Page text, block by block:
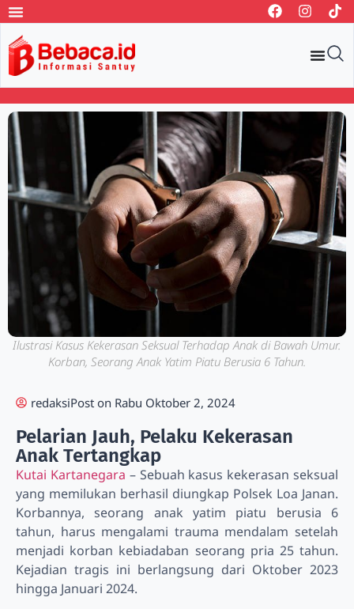
Ilustrasi Kasus Kekerasan Seksual Terhadap Anak di Bawah Umur.
Korban, Seorang Anak Yatim Piatu Berusia 6 Tahun.
redaksiPost on Rabu Oktober 2, 2024
Pelarian Jauh, Pelaku Kekerasan
Anak Tertangkap
Kutai Kartanegara – Sebuah kasus kekerasan seksual
yang memilukan berhasil diungkap Polsek Loa Janan.
Korbannya, seorang anak yatim piatu berusia 6
tahun, harus mengalami trauma mendalam setelah
menjadi korban kebiadaban seorang pria 25 tahun.
Kejadian tragis ini berlangsung dari Oktober 2023
hingga Januari 2024.